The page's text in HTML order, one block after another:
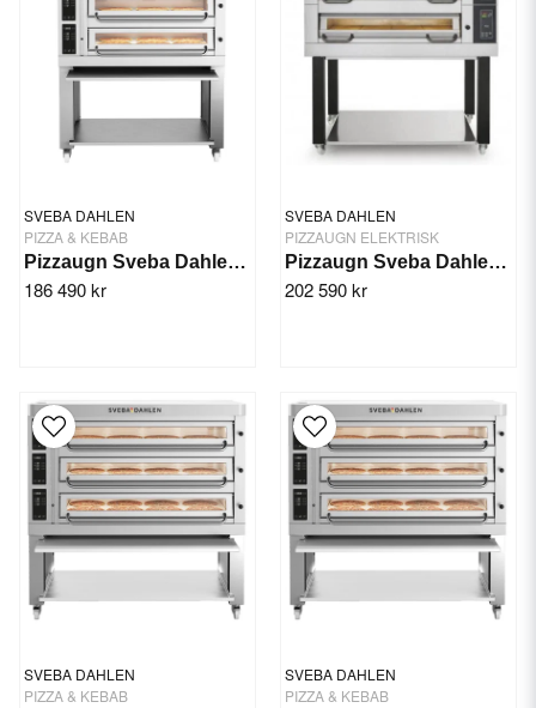
SVEBA DAHLEN
PIZZA & KEBAB
Pizzaugn Sveba Dahlen P-603, 3-däck
186 490 kr
SVEBA DAHLEN
PIZZAUGN ELEKTRISK
Pizzaugn Sveba Dahlen DC-31P, 3-däck
202 590 kr
SVEBA DAHLEN
PIZZA & KEBAB
SVEBA DAHLEN
PIZZA & KEBAB